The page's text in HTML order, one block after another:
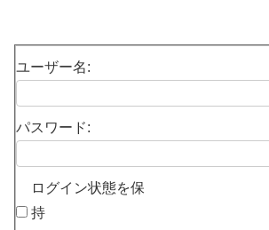
ユーザー名:
パスワード:
ログイン状態を保
持